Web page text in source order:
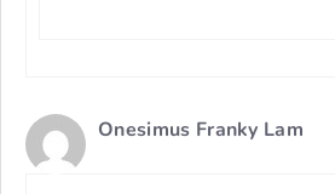
Onesimus Franky Lam